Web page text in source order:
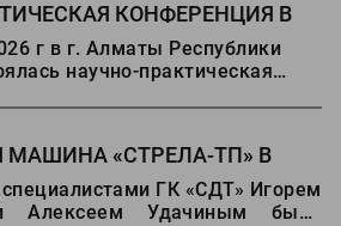
КОНФЕРЕНЦИЯ В
г в г. Алматы Республики
научно-практическая
МАШИНА «СТРЕЛА-ТП» В
ГК «СДТ» Игорем
Алексеем Удачиным была